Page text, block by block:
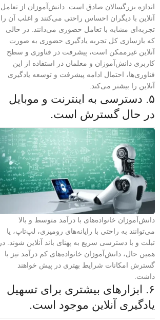
اندازه بزرگسالان صادق است. دانش‌آموزان از تعامل
آنلاین با دیگران احساس راحتی می‌کنند و اغلب آن را
تجربه‌ای مشابه با تعامل حضوری می‌دانند. در حالی
که بازسازی کل تجربه یادگیری حضوری به صورت
آنلاین غیرممکن است، پیشرفت در فناوری و سطح
کاربری دانش‌آموزان و معلمان در استفاده از این
فناوری‌ها، احتمال ادامه پیشرفت و توسعه یادگیری
آنلاین را بیشتر می‌کند.
۵. دسترسی به اینترنت و موبایل
در حال گسترش است.
دانش‌آموزان خانواده‌های با درآمد متوسط و بالا
می‌توانند به راحتی با رایانه‌های رومیزی، لپ‌تاپ، یا
تبلت و با دسترسی سریع به پهنای باند آنلاین شوند. در
همین حال، دانش‌آموزان خانواده‌های کم درآمد نیز با
گسترش امکانات شرایط بهتری در پیش خواهند
داشت.
۶. ابزارهای بیشتری برای تسهیل
یادگیری آنلاین موجود است.